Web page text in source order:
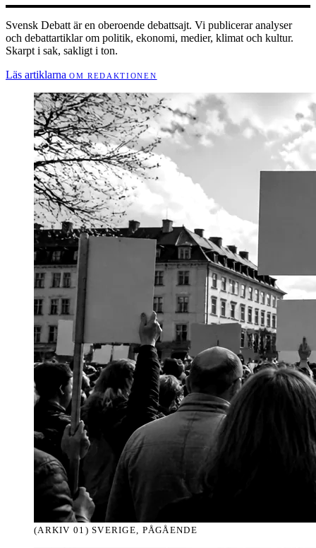
Svensk Debatt är en oberoende debattsajt. Vi publicerar analyser
och debattartiklar om politik, ekonomi, medier, klimat och kultur.
Skarpt i sak, sakligt i ton.
Läs artiklarna OM REDAKTIONEN
(ARKIV 01) SVERIGE, PÅGÅENDE